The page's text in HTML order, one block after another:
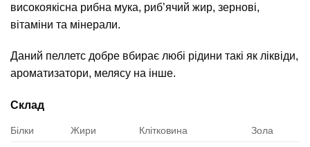
високоякісна рибна мука, риб’ячий жир, зернові,
вітаміни та мінерали.
Даний пеллетс добре вбирає любі рідини такі як ліквіди,
ароматизатори, мелясу на інше.
Склад
Білки Жири Клітковина Зола